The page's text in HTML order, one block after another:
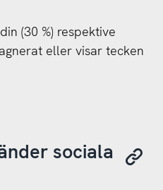
(30 %) respektive
eller visar tecken
sociala